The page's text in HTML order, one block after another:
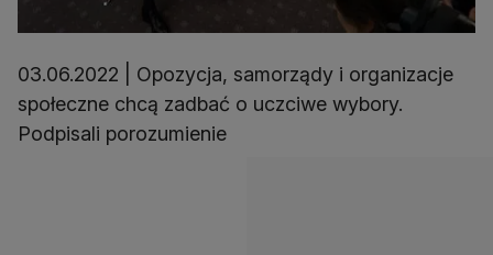
03.06.2022 | Opozycja, samorządy i organizacje
społeczne chcą zadbać o uczciwe wybory.
Podpisali porozumienie